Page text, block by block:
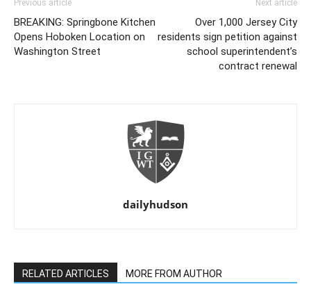
Previous article
BREAKING: Springbone Kitchen
Opens Hoboken Location on
Washington Street
Next article
Over 1,000 Jersey City
residents sign petition against
school superintendent’s
contract renewal
dailyhudson
RELATED ARTICLES MORE FROM AUTHOR